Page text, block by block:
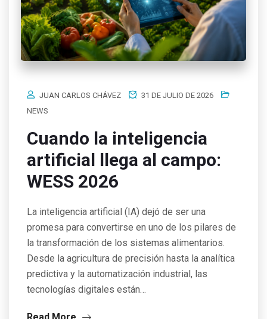
JUAN CARLOS CHÁVEZ
31 DE JULIO DE 2026
NEWS
Cuando la inteligencia
artificial llega al campo:
WESS 2026
La inteligencia artificial (IA) dejó de ser una
promesa para convertirse en uno de los pilares de
la transformación de los sistemas alimentarios.
Desde la agricultura de precisión hasta la analítica
predictiva y la automatización industrial, las
tecnologías digitales están…